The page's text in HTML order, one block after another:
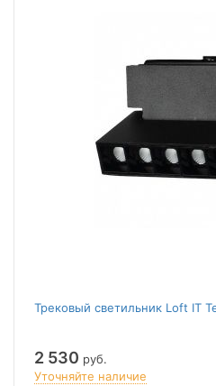
Трековый светильник Loft IT
2 530 руб.
Уточняйте наличие